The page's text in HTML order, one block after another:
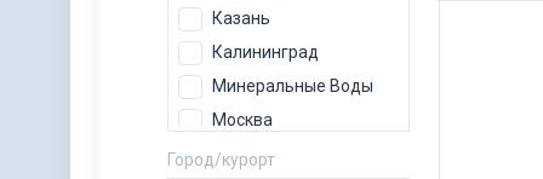
Казань
Калининград
Минеральные Воды
Москва
Нижневартовск
Город/курорт